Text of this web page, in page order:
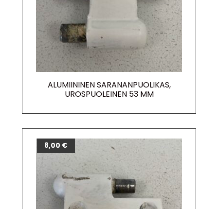
ALUMIININEN SARANANPUOLIKAS,
UROSPUOLEINEN 53 MM
8,00 €